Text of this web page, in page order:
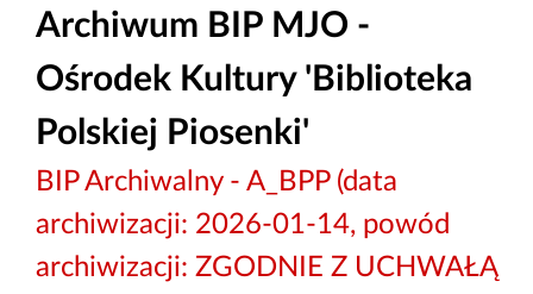
Archiwum BIP MJO -
Ośrodek Kultury 'Biblioteka
Polskiej Piosenki'
BIP Archiwalny - A_BPP (data
archiwizacji: 2026-01-14, powód
archiwizacji: ZGODNIE Z UCHWAŁĄ